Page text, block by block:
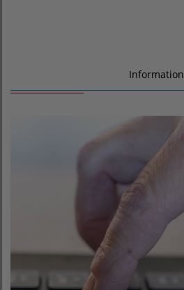
Information